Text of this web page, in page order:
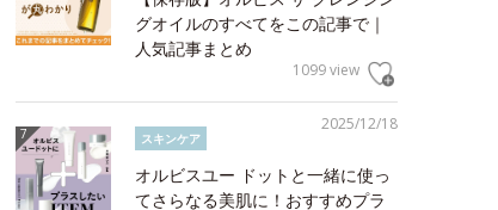
グオイルのすべてをこの記事で｜
人気記事まとめ
1099 view
2025/12/18
スキンケア
オルビスユー ドットと一緒に使っ
てさらなる美肌に！おすすめプラ